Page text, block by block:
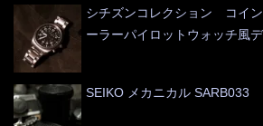
シチズンコレクション コイ
ーラーパイロットウォッチ風
SEIKO メカニカル SARB033